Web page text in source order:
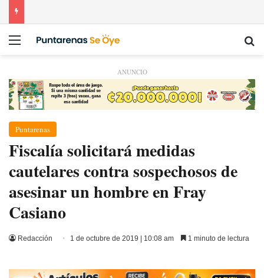
Menú
ANUNCIO
Puntarenas
Fiscalía solicitará medidas
cautelares contra sospechosos de
asesinar un hombre en Fray
Casiano
Redacción 1 de octubre de 2019 | 10:08 am 1 minuto de lectura